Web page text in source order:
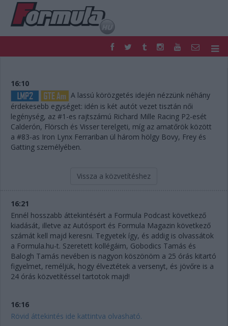
FORMULA
NEMZETKÖZI
HAZAI
RETRO
EGYÉB
PODCAST
SHOP
LIVE
TIPPJÁTÉK
DIGITÁLIS MAGAZIN
PONTÁLLÁSOK
16:10
A lassú körözgetés idején nézzünk néhány
érdekesebb egységet: idén is két autót vezet tisztán női
legénység, az #1-es rajtszámú Richard Mille Racing P2-esét
Calderón, Flörsch és Visser terelgeti, míg az amatőrök között
a #83-as Iron Lynx Ferrariban ül három hölgy Bovy, Frey és
Gatting személyében.
Vissza a közvetítéshez
16:21
Ennél hosszabb áttekintésért a Formula Podcast következő
kiadását, illetve az Autósport és Formula Magazin következő
számát kell majd keresni. Tegyetek így, és addig is olvassátok
a Formula.hu-t. Szeretett kollégáim, Gobodics Tamás és
Balogh Tamás nevében is nagyon köszönöm a 25 órás kitartó
figyelmet, reméljük, hogy élveztétek a versenyt, és jövőre is a
24 órás közvetítéssel tartotok majd!
16:16
Rövid áttekintés ide kattintva olvasható.